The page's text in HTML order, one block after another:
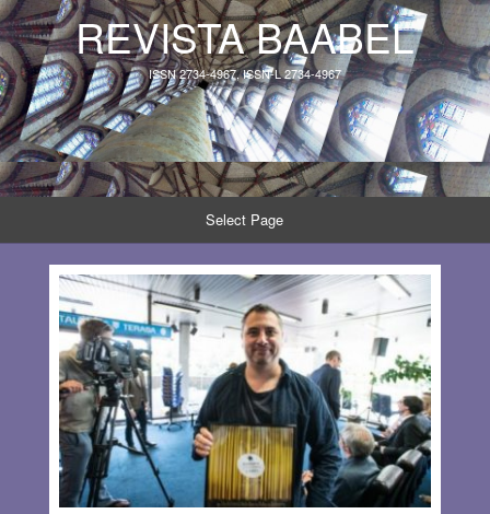
REVISTA BAABEL
ISSN 2734-4967, ISSN-L 2734-4967
Select Page